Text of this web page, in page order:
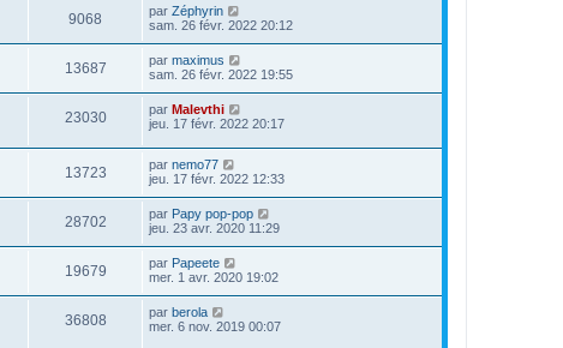
9068 par Zéphyrin
sam. 26 févr. 2022 20:12
13687 par maximus
sam. 26 févr. 2022 19:55
23030 par Malevthi
jeu. 17 févr. 2022 20:17
13723 par nemo77
jeu. 17 févr. 2022 12:33
28702 par Papy pop-pop
jeu. 23 avr. 2020 11:29
19679 par Papeete
mer. 1 avr. 2020 19:02
36808 par berola
mer. 6 nov. 2019 00:07